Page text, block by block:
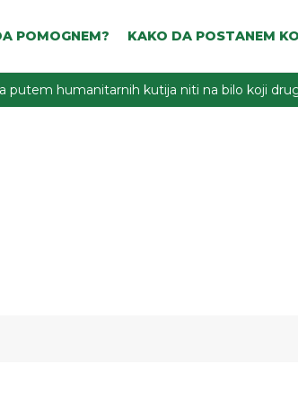
POMOGNEM? KAKO DA POSTANEM
putem humanitarnih kutija niti na bilo koji